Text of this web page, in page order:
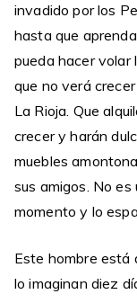
invadido por los
hasta que
pueda hacer volar
que no verá
La Rioja. Que
crecer y harán
muebles
sus amigos. No
momento y lo
Este hombre está
lo imaginan diez